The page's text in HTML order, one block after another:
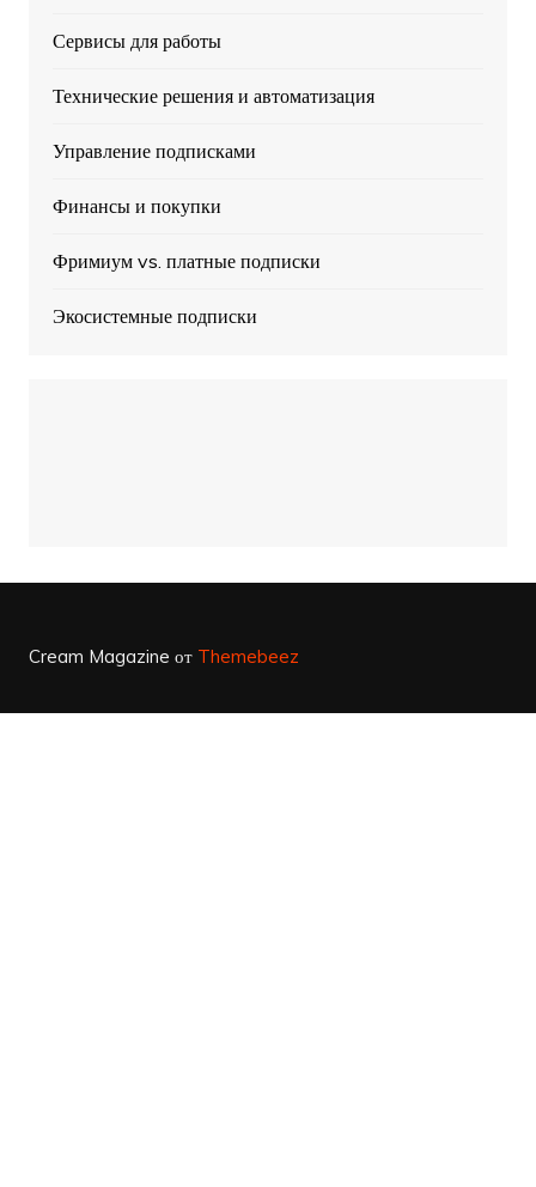
Сервисы для работы
Технические решения и автоматизация
Управление подписками
Финансы и покупки
Фримиум vs. платные подписки
Экосистемные подписки
Cream Magazine от Themebeez